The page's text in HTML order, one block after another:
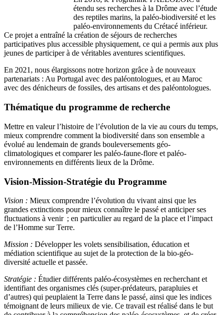
étendu ses recherches à la Drôme avec l’étude
des reptiles marins, la paléo-biodiversité et les
paléo-environnements du Crétacé inférieur.
Ce projet a entraîné la création de séjours de recherches
participatives plus accessible physiquement, ce qui a permis aux plus
jeunes de participer à de véritables aventures scientifiques.
En 2021, nous élargissons notre horizon grâce à de nouveaux
partenariats : Au Portugal avec des paléontologues, et au Maroc
avec des dénicheurs de fossiles, des artisans et des paléontologues.
Thématique du programme de recherche
Mettre en valeur l’histoire de l’évolution de la vie au cours du temps,
mieux comprendre comment la biodiversité dans son ensemble a
évolué au lendemain de grands bouleversements géo-
climatologiques et comparer les paléo-faune-flore et paléo-
environnements en différents lieux de la Drôme.
Vision-Mission-Stratégie du Programme
Vision : Mieux comprendre l’évolution du vivant ainsi que les
grandes extinctions pour mieux connaître le passé et anticiper ses
fluctuations à venir ; en particulier au regard de la place et l’impact
de l’Homme sur Terre.
Mission : Développer les volets sensibilisation, éducation et
médiation scientifique au sujet de la protection de la bio-géo-
diversité actuelle et passée.
Stratégie : Étudier différents paléo-écosystèmes en recherchant et
identifiant des organismes clés (super-prédateurs, parapluies et
d’autres) qui peuplaient la Terre dans le passé, ainsi que les indices
témoignant de leurs milieux de vie. Ce travail est réalisé dans le but